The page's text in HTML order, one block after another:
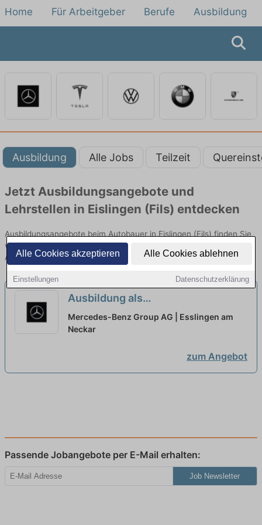
Alle Cookies akzeptieren Alle Cookies ablehnen
Einstellungen Datenschutzerklärung
Home Für Arbeitgeber Berufe Ausbildung
Ausbildung Alle Jobs Teilzeit
Jetzt Ausbildungsangebote und
Lehrstellen in Eislingen (Fils) entdecken
Ausbildungsangebote beim Autobauer in Eislingen (Fils) finden Sie
von namhaften Firmen. Entdecken Sie freie Optionen von Top-
Arbeitgebern und bewerben Sie sich noch heute.
Ausbildung als
Sozialversicherungsfachangestellter
(w/m/d), Mercedes-Benz Group AG,
Ausbildungsbeginn 01.09.2027 neu
Mercedes-Benz Group AG | Esslingen am
Neckar
zum Angebot
Passende Jobangebote per E-Mail erhalten:
Job Newsletter